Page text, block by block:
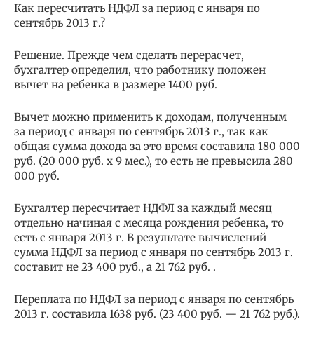
Как пересчитать НДФЛ за период с января по
сентябрь 2013 г.?
Решение. Прежде чем сделать перерасчет,
бухгалтер определил, что работнику положен
вычет на ребенка в размере 1400 руб.
Вычет можно применить к доходам, полученным
за период с января по сентябрь 2013 г., так как
общая сумма дохода за это время составила 180 000
руб. (20 000 руб. x 9 мес.), то есть не превысила 280
000 руб.
Бухгалтер пересчитает НДФЛ за каждый месяц
отдельно начиная с месяца рождения ребенка, то
есть с января 2013 г. В результате вычислений
сумма НДФЛ за период с января по сентябрь 2013 г.
составит не 23 400 руб., а 21 762 руб. .
Переплата по НДФЛ за период с января по сентябрь
2013 г. составила 1638 руб. (23 400 руб. — 21 762 руб.).